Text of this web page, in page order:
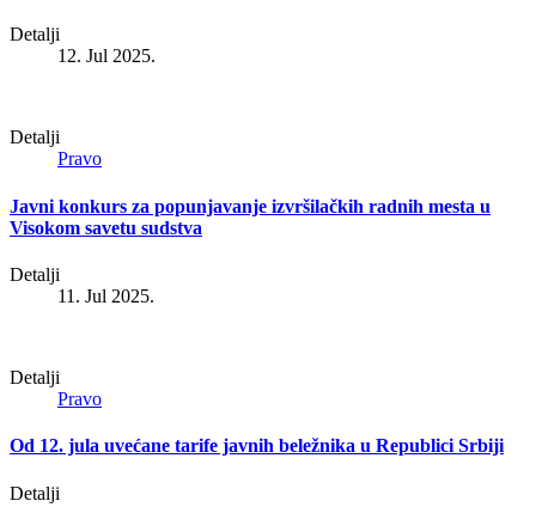
Detalji
12. Jul 2025.
Detalji
Pravo
Javni konkurs za popunjavanje izvršilačkih radnih mesta u
Visokom savetu sudstva
Detalji
11. Jul 2025.
Detalji
Pravo
Od 12. jula uvećane tarife javnih beležnika u Republici Srbiji
Detalji